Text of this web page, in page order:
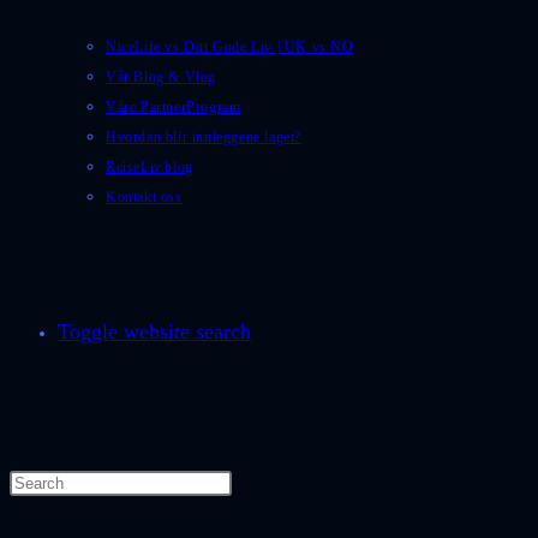
NiceLife vs Ditt Gode Liv | UK vs NO
Vår Blog & Vlog
Våre PartnerProgram
Hvordan blir innleggene laget?
ReiseLiv.blog
Kontakt oss
Toggle website search